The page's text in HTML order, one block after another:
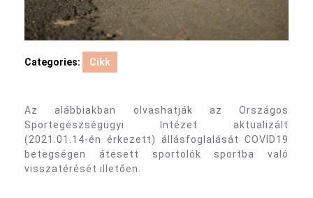
Categories: Cikk
Az alábbiakban olvashatják az Országos
Sportegészségügyi Intézet aktualizált
(2021.01.14-én érkezett) állásfoglalását COVID19
betegségen átesett sportolók sportba való
visszatérését illetően.